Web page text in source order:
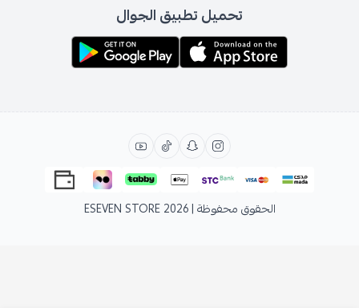
تحميل تطبيق الجوال
الحقوق محفوظة | 2026 ESEVEN STORE